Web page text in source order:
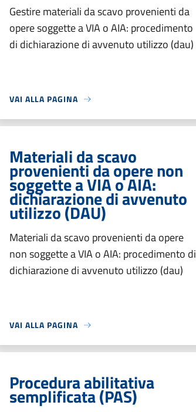
Gestire materiali da scavo provenienti da
opere soggette a VIA o AIA: procedimento
di dichiarazione di avvenuto utilizzo (dau)
VAI ALLA PAGINA
Materiali da scavo
provenienti da opere non
soggette a VIA o AIA:
dichiarazione di avvenuto
utilizzo (DAU)
Materiali da scavo provenienti da opere
non soggette a VIA o AIA: procedimento di
dichiarazione di avvenuto utilizzo (dau)
VAI ALLA PAGINA
Procedura abilitativa
semplificata (PAS)